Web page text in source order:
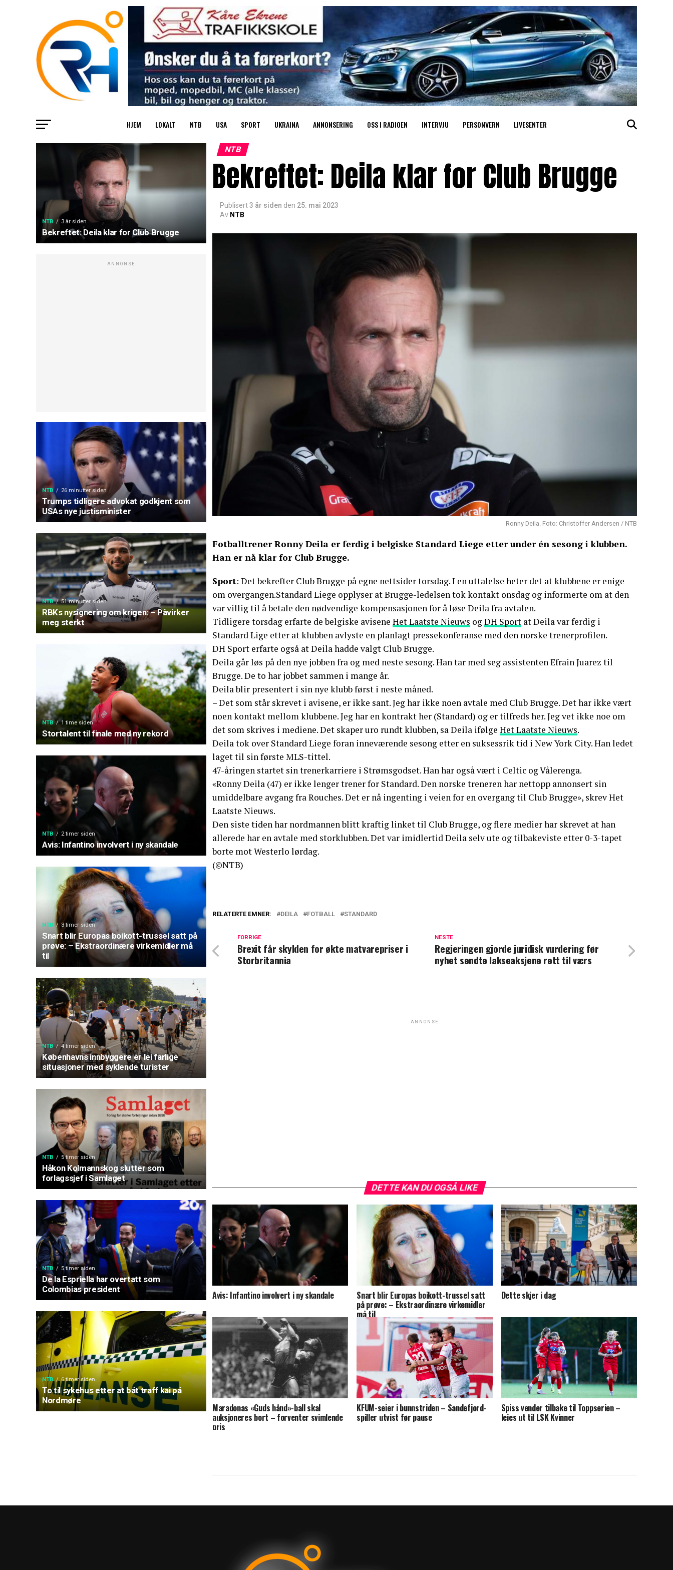
HJEM LOKALT NTB USA SPORT UKRAINA ANNONSERING OSS I RADIOEN INTERVJU PERSONVERN LIVESENTER
NTB 3 år siden
Bekreftet: Deila klar for Club Brugge
ANNONSE
NTB 26 minutter siden
Trumps tidligere advokat godkjent som
USAs nye justisminister
NTB 51 minutter siden
RBKs nysignering om krigen: – Påvirker
meg sterkt
NTB 1 time siden
Stortalent til finale med ny rekord
NTB 2 timer siden
Avis: Infantino involvert i ny skandale
NTB 3 timer siden
Snart blir Europas boikott-trussel satt på
prøve: – Ekstraordinære virkemidler må
til
NTB 4 timer siden
Københavns innbyggere er lei farlige
situasjoner med syklende turister
NTB 5 timer siden
Håkon Kolmannskog slutter som
forlagssjef i Samlaget
NTB 5 timer siden
De la Espriella har overtatt som
Colombias president
NTB 6 timer siden
To til sykehus etter at båt traff kai på
Nordmøre
NTB
Bekreftet: Deila klar for Club Brugge
Publisert3 år siden den 25. mai 2023
Av NTB
Ronny Deila. Foto: Christoffer Andersen / NTB
Fotballtrener Ronny Deila er ferdig i belgiske Standard Liege etter under én sesong i klubben.
Han er nå klar for Club Brugge.
Sport: Det bekrefter Club Brugge på egne nettsider torsdag. I en uttalelse heter det at klubbene er enige
om overgangen.Standard Liege opplyser at Brugge-ledelsen tok kontakt onsdag og informerte om at den
var villig til å betale den nødvendige kompensasjonen for å løse Deila fra avtalen.
Tidligere torsdag erfarte de belgiske avisene Het Laatste Nieuws ogDH Sport at Deila var ferdig i
Standard Lige etter at klubben avlyste en planlagt pressekonferanse med den norske trenerprofilen.
DH Sport erfarte også at Deila hadde valgt Club Brugge.
Deila går løs på den nye jobben fra og med neste sesong. Han tar med seg assistenten Efrain Juarez til
Brugge. De to har jobbet sammen i mange år.
Deila blir presentert i sin nye klubb først i neste måned.
– Det som står skrevet i avisene, er ikke sant. Jeg har ikke noen avtale med Club Brugge. Det har ikke vært
noen kontakt mellom klubbene. Jeg har en kontrakt her (Standard) og er tilfreds her. Jeg vet ikke noe om
det som skrives i mediene. Det skaper uro rundt klubben, sa Deila ifølge Het Laatste Nieuws.
Deila tok over Standard Liege foran inneværende sesong etter en suksessrik tid i New York City. Han ledet
laget til sin første MLS-tittel.
47-åringen startet sin trenerkarriere i Strømsgodset. Han har også vært i Celtic og Vålerenga.
«Ronny Deila (47) er ikke lenger trener for Standard. Den norske treneren har nettopp annonsert sin
umiddelbare avgang fra Rouches. Det er nå ingenting i veien for en overgang til Club Brugge», skrev Het
Laatste Nieuws.
Den siste tiden har nordmannen blitt kraftig linket til Club Brugge, og flere medier har skrevet at han
allerede har en avtale med storklubben. Det var imidlertid Deila selv ute og tilbakeviste etter 0-3-tapet
borte mot Westerlo lørdag.
(©NTB)
RELATERTE EMNER: DEILA FOTBALL STANDARD
NESTE
Regjeringen gjorde juridisk vurdering før
nyhet sendte lakseaksjene rett til værs
FORRIGE
Brexit får skylden for økte matvarepriser i
Storbritannia
ANNONSE
DETTE KAN DU OGSÅ LIKE
Avis: Infantino involvert i ny skandale Snart blir Europas boikott-trussel satt
på prøve: – Ekstraordinære virkemidler
må til
Dette skjer i dag
Maradonas «Guds hånd»-ball skal
auksjoneres bort – forventer svimlende
pris
KFUM-seier i bunnstriden – Sandefjord-
spiller utvist før pause
Spiss vender tilbake til Toppserien –
leies ut til LSK Kvinner